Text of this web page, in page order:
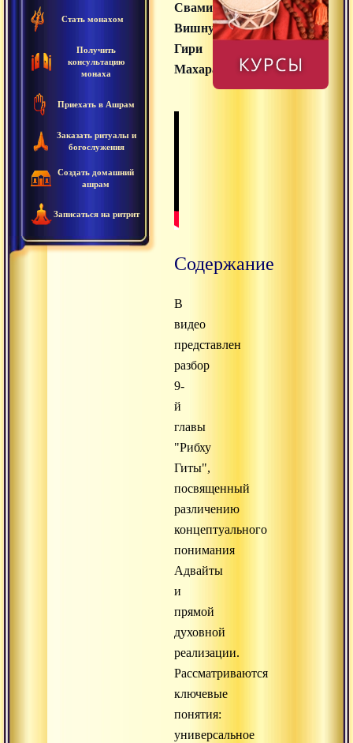
Стать монахом
Получить
консультацию
монаха
Приехать в Ашрам
Заказать ритуалы и
богослужения
Создать домашний
ашрам
Записаться на ритрит
Свами
Вишнудевананда
Гири
Махарадж
Содержание
В
видео
представлен
разбор
9-
й
главы
"Рибху
Гиты",
посвященный
различению
концептуального
понимания
Адвайты
и
прямой
духовной
реализации.
Рассматриваются
ключевые
понятия:
универсальное